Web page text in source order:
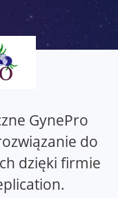
GynePro
do
dzięki firmie